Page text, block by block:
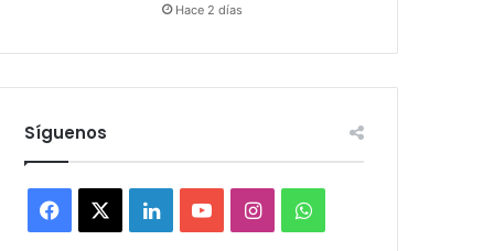
Hace 2 días
Síguenos
L
I
W